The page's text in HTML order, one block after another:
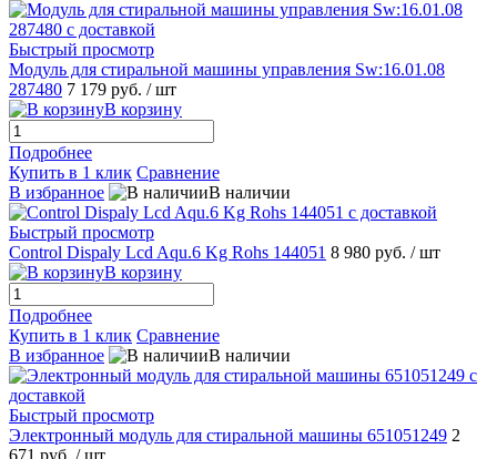
Быстрый просмотр
Модуль для стиральной машины управления Sw:16.01.08
287480 7 179 руб. / шт
В корзину
Подробнее
Купить в 1 клик Сравнение
В избранное
В наличии
Быстрый просмотр
Control Dispaly Lcd Aqu.6 Kg Rohs 144051 8 980 руб. / шт
В корзину
Подробнее
Купить в 1 клик Сравнение
В избранное
В наличии
Быстрый просмотр
Электронный модуль для стиральной машины 651051249 2
671 руб. / шт